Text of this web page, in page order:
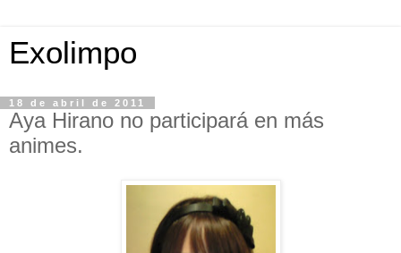
Exolimpo
18 de abril de 2011
Aya Hirano no participará en más
animes.